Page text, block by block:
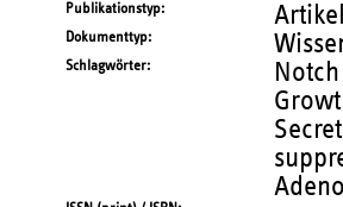
Publikationstyp
Dokumenttyp
Schlagwörter